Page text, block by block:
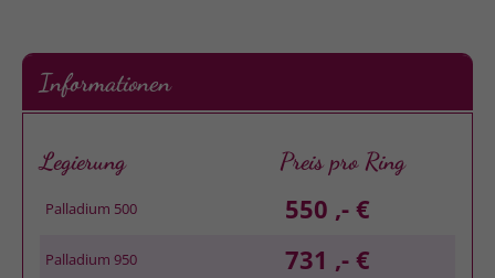
Informationen
Legierung Preis pro Ring
Palladium 500 550 ,- €
Palladium 950 731 ,- €